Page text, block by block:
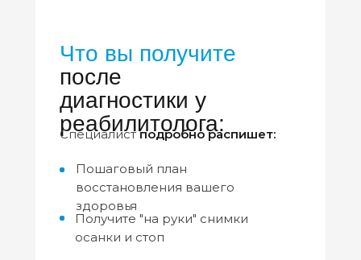
Что вы получите
после
диагностики у
реабилитолога:
Специалистподробно распишет:
Пошаговый план
восстановления вашего
здоровья
Получите "на руки" снимки
осанки и стоп